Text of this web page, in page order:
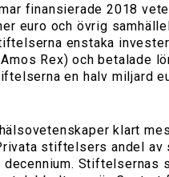
finansierade 2018
euro och övrig
enstaka
Rex) och betalade
en halv miljard
klart
stiftelsers andel
decennium. Stiftelsernas